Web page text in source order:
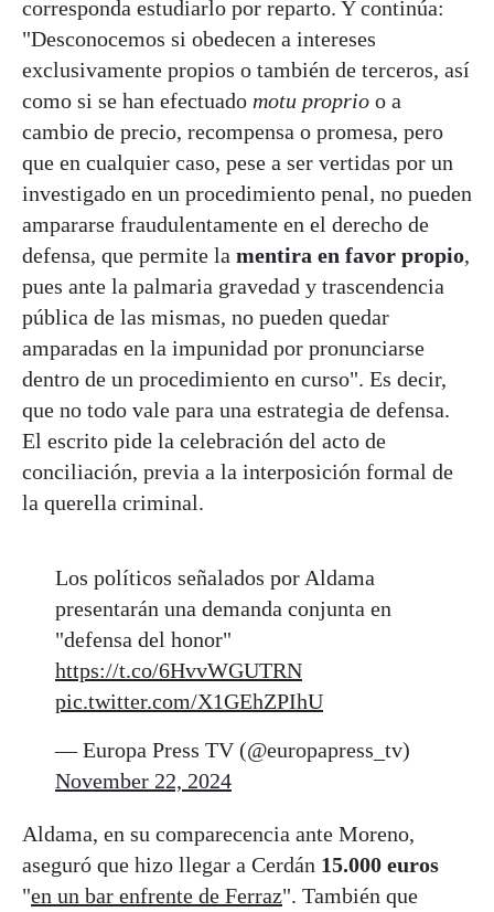
corresponda estudiarlo por reparto. Y continúa:
"Desconocemos si obedecen a intereses
exclusivamente propios o también de terceros, así
como si se han efectuado motu proprio o a
cambio de precio, recompensa o promesa, pero
que en cualquier caso, pese a ser vertidas por un
investigado en un procedimiento penal, no pueden
ampararse fraudulentamente en el derecho de
defensa, que permite la mentira en favor propio,
pues ante la palmaria gravedad y trascendencia
pública de las mismas, no pueden quedar
amparadas en la impunidad por pronunciarse
dentro de un procedimiento en curso". Es decir,
que no todo vale para una estrategia de defensa.
El escrito pide la celebración del acto de
conciliación, previa a la interposición formal de
la querella criminal.
Los políticos señalados por Aldama
presentarán una demanda conjunta en
"defensa del honor"
https://t.co/6HvvWGUTRN
pic.twitter.com/X1GEhZPIhU
— Europa Press TV (@europapress_tv)
November 22, 2024
Aldama, en su comparecencia ante Moreno,
aseguró que hizo llegar a Cerdán 15.000 euros
"en un bar enfrente de Ferraz". También que